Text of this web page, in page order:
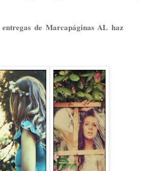
de Marcapáginas AL haz